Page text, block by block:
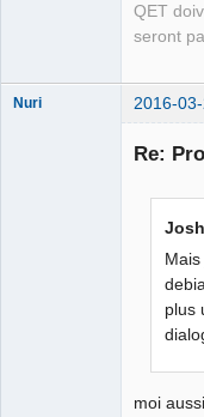
QET
seront
Nuri 2016-
Re:
plus
moi